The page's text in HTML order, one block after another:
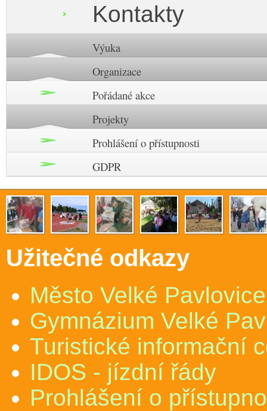
Kontakty
Výuka
Organizace
Pořádané akce
Projekty
Prohlášení o přístupnosti
GDPR
Užitečné odkazy
Město Velké Pavlovice
Gymnázium Velké
Turistické informační
IDOS - jízdní řády
Prohlášení o